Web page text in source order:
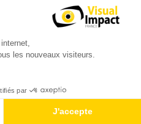
universel caméscopes XDCAM /
€ TTC
les nouveaux visiteurs.
par
J'accepte